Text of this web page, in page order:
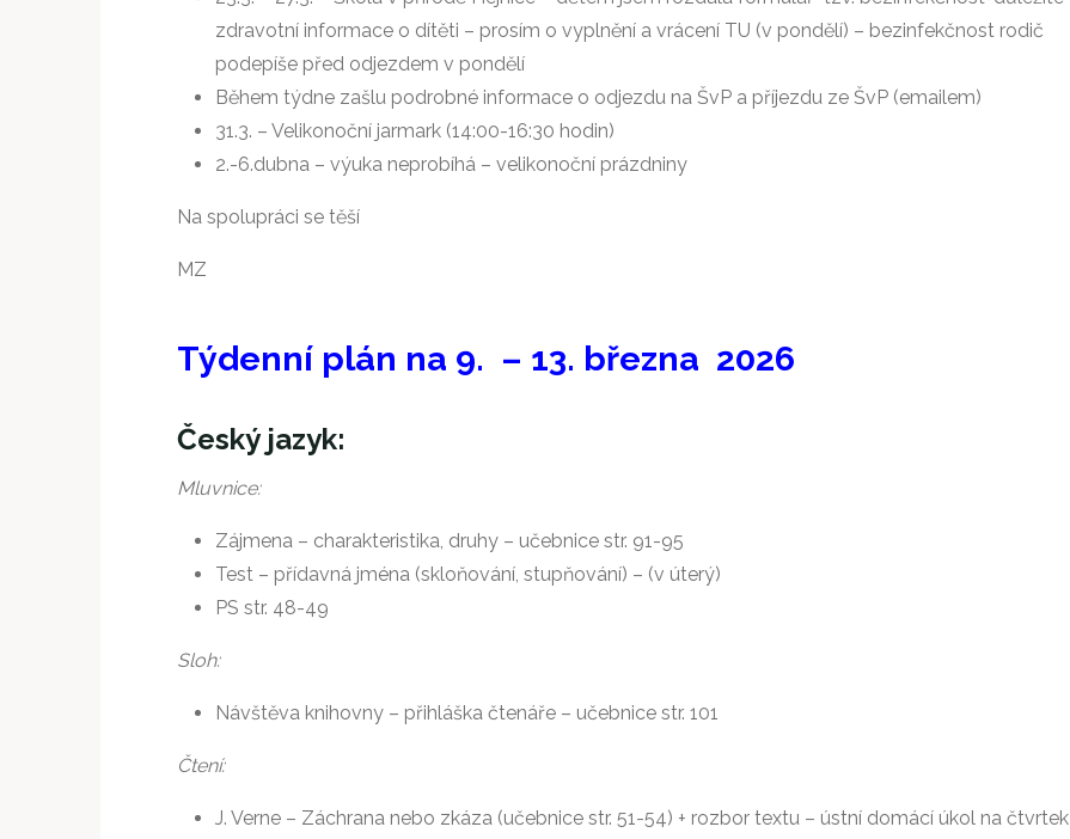
zdravotní informace o dítěti – prosím o vyplnění a vrácení TU (v pondělí) – bezinfekčnost rodič
podepíše před odjezdem v pondělí
Během týdne zašlu podrobné informace o odjezdu na ŠvP a příjezdu ze ŠvP (emailem)
31.3. – Velikonoční jarmark (14:00-16:30 hodin)
2.-6.dubna – výuka neprobíhá – velikonoční prázdniny
Na spolupráci se těší
MZ
Týdenní plán na 9. – 13. března 2026
Český jazyk:
Mluvnice:
Zájmena – charakteristika, druhy – učebnice str. 91-95
Test – přídavná jména (skloňování, stupňování) – (v úterý)
PS str. 48-49
Sloh:
Návštěva knihovny – přihláška čtenáře – učebnice str. 101
Čtení:
J. Verne – Záchrana nebo zkáza (učebnice str. 51-54) + rozbor textu – ústní domácí úkol na čtvrtek